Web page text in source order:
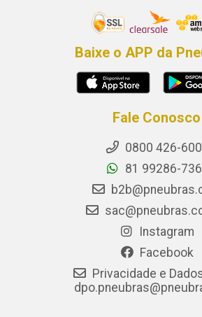
Baixe o APP da
Fale Conosco
0800 426-
81 99286-
Instagram
Facebook
Privacidade e